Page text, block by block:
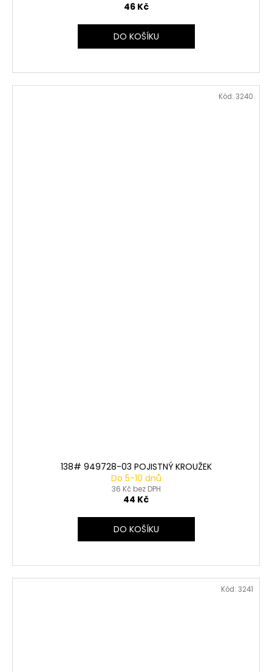
46 Kč
DO KOŠÍKU
138# 949728-03 POJISTNÝ KROUŽEK
Do 5-10 dnů
36 Kč bez DPH
44 Kč
DO KOŠÍKU
Kód: 3240
Kód: 3241